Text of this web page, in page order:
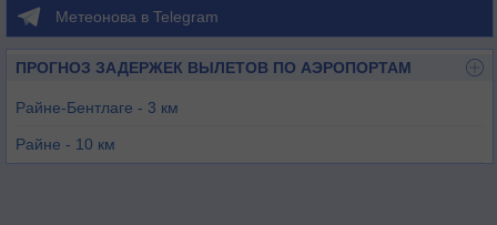
Метеонова в Telegram
ПРОГНОЗ ЗАДЕРЖЕК ВЫЛЕТОВ ПО АЭРОПОРТАМ
Райне-Бентлаге - 3 км
Райне - 10 км